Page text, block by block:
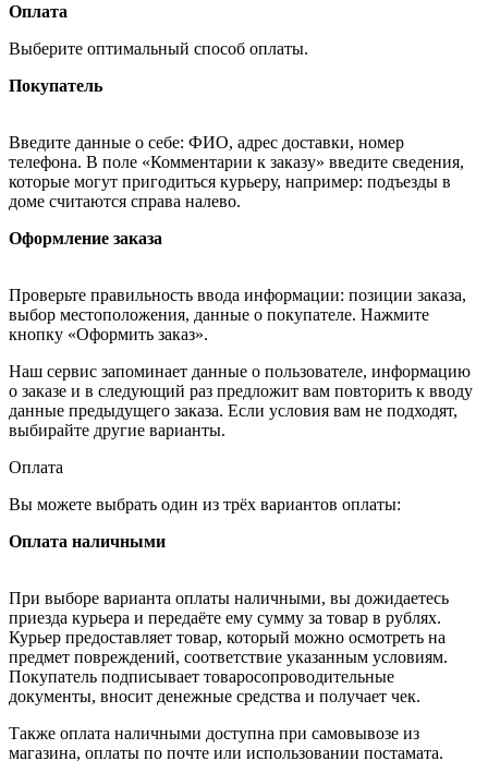
Оплата
Выберите оптимальный способ оплаты.
Покупатель
Введите данные о себе: ФИО, адрес доставки, номер
телефона. В поле «Комментарии к заказу» введите сведения,
которые могут пригодиться курьеру, например: подъезды в
доме считаются справа налево.
Оформление заказа
Проверьте правильность ввода информации: позиции заказа,
выбор местоположения, данные о покупателе. Нажмите
кнопку «Оформить заказ».
Наш сервис запоминает данные о пользователе, информацию
о заказе и в следующий раз предложит вам повторить к вводу
данные предыдущего заказа. Если условия вам не подходят,
выбирайте другие варианты.
Оплата
Вы можете выбрать один из трёх вариантов оплаты:
Оплата наличными
При выборе варианта оплаты наличными, вы дожидаетесь
приезда курьера и передаёте ему сумму за товар в рублях.
Курьер предоставляет товар, который можно осмотреть на
предмет повреждений, соответствие указанным условиям.
Покупатель подписывает товаросопроводительные
документы, вносит денежные средства и получает чек.
Также оплата наличными доступна при самовывозе из
магазина, оплаты по почте или использовании постамата.